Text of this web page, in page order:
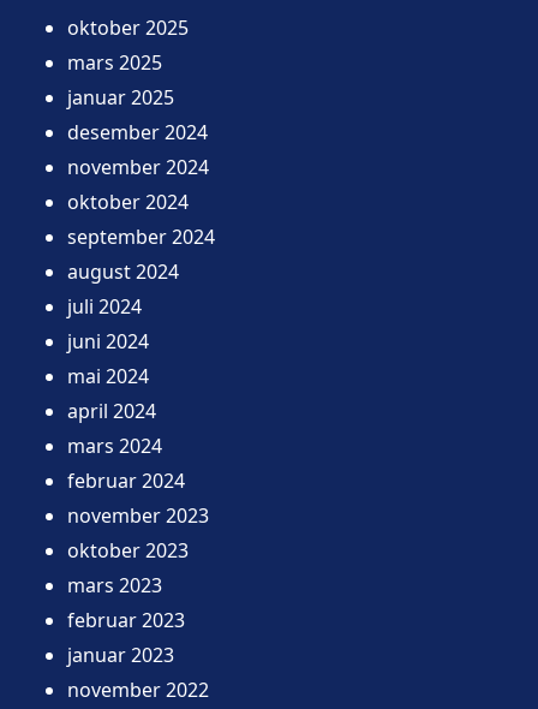
oktober 2025
mars 2025
januar 2025
desember 2024
november 2024
oktober 2024
september 2024
august 2024
juli 2024
juni 2024
mai 2024
april 2024
mars 2024
februar 2024
november 2023
oktober 2023
mars 2023
februar 2023
januar 2023
november 2022